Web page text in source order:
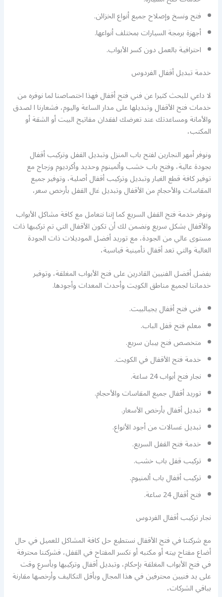
فتح ونسخ وإصلاح جميع أنواع الخزائن.
أجهزة برمجة السيارات بمختلف أنواعها.
احترافية بالعمل دون كسر الأبواب.
خدمة تبديل أقفال الفردوس
لا داعي للبحث كثيرا عن فني فتح أقفال فهذا اختصاصنا لما نوفره من
خدمات فتح الأقفال وتبديلها على مدار الساعة واليوم، فشعارنا ا لصدق
والأمانة ومساعدتك عند تعرضك لفقدان مفاتيح البيت أو الشقة أو
المكتب،
ونوفر أمهر النجارين لفتح باب المنزل وتبديل القفل وتركيب أقفال
بجودة عالية، وفتح باب خشب وألمينوم وحديد وأكرديوم وزجاج مع
توفير كافة قطع الغيار وتبديل وتركيب أقفال أصلية، وتوفير جميع
المقاسات والأحجام من الأقفال وتبديل غال القفل بأرخص سعر،
ونوفر خدمة فتح القفل السريع كما إننا نتعامل مع كافة مشاكل الأبواب
والأقفال بشكل سريع ونضمن لك أن تكون الأقفال التي تم تركيبها ذات
مستوى عالي من الجودة، مع توريد أفضل الموديلات ذات الجودة
العالية والتي تعد أقفال تأمينية قياسية،
بفضل أفضل الفنيين القادرين على فتح الأبواب المغلقة، وتوفير
خدماتنا لجميع مناطق الكويت وأحدث المعدات وأجودها.
فني فتح أقفال يجيالبيت.
معلم فتح قفل الباب.
متخصص فتح بيبان سريع.
خدمة فتح الأقفال في الكويت.
نجار فتح أبواب 24 ساعة.
توريد أقفال جميع المقاسات والأحجام.
تبديل أقفال بأرخص الأسعار.
تبديل غسالات من أجود الأنواع.
خدمة فتح القفل السريع.
تركيب قفل باب خشب.
تركيب أقفال باب ألمنيوم.
فتح أقفال 24 ساعة.
نجار تركيب أقفال الفردوس
مع شركتنا في فتح الأقفال نستطيع حل كافة المشاكل للعميل في حال
أضاع مفتاح بيته أو مكتبه أو نكسر المفتاح في القفل، فشركتنا محترفة
في فتح الأبواب المغلقة بإحكام، وتبديل أقفال وتركيبها وبأسرع وقت
على يد فنيين محترفين في هذا المجال وبأقل التكاليف وأرخصها مقارنة
بباقي الشركات،